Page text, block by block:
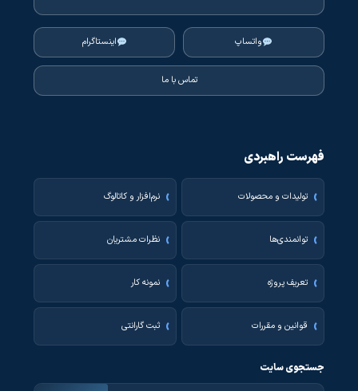
واتساپ اینستاگرام
تماس با ما
فهرست راهبردی
تولیدات و محصولات نرم‌افزار و کاتالوگ
توانمندی‌ها نظرات مشتریان
تعریف پروژه نمونه کار
قوانین و مقررات ثبت گارانتی
جستجوی سایت